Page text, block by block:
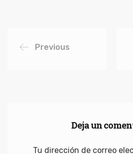
Previous
Deja un
Tu dirección de correo